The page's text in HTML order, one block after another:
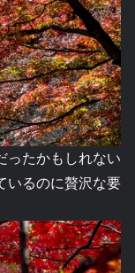
ったかもしれない
いるのに贅沢な要